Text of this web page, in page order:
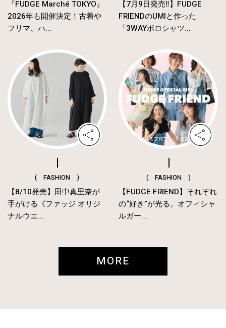
『FUDGE Marché TOKYO』
2026年も開催決定！古着や
フリマ、ハ...
【7月9日発売‼︎】FUDGE
FRIENDのUMIと作った
「3WAYポロシャツ...
( FASHION )
【8/10発売】田中真里奈が
手がける《ファッジ オリジ
ナルウエ...
( FASHION )
【FUDGE FRIEND】それぞれ
の“好き”が光る。オフィシャ
ルガー...
MORE